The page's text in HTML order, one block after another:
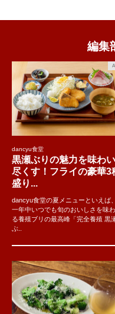
編集
dancyu食堂
黒瀬ぶりの魅力を味わい
尽くす！フライの豪華3
盛り...
dancyu食堂の夏メニューといえば、
一年中いつでも旬のおいしさを味わ
る養殖ブリの最高峰「完全養殖 黒
ぶ..